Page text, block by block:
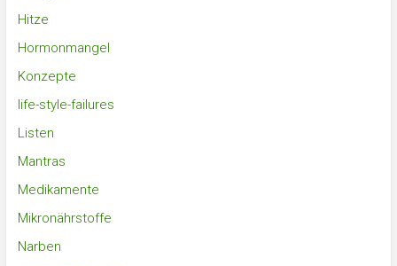
Hitze
Hormonmangel
Konzepte
life-style-failures
Listen
Mantras
Medikamente
Mikronährstoffe
Narben